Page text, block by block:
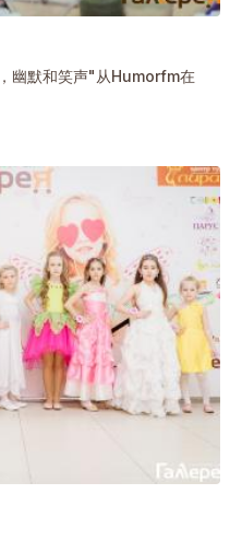
幽默和笑声"从Humorfm在